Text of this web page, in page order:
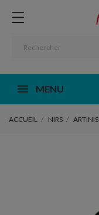
MENU
ACCUEIL NIRS ARTINIS